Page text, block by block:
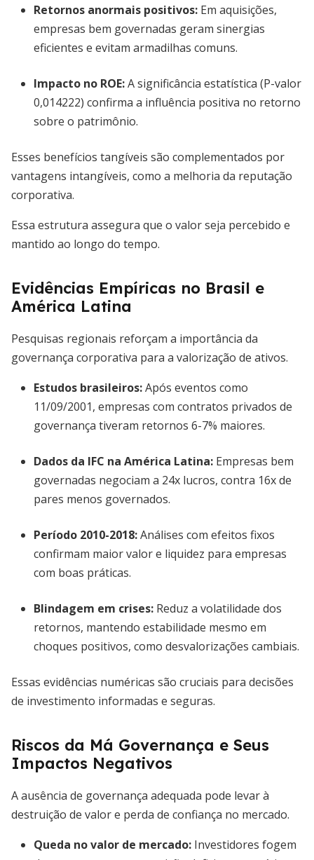
Retornos anormais positivos: Em aquisições,
empresas bem governadas geram sinergias
eficientes e evitam armadilhas comuns.
Impacto no ROE:A significância estatística (P-valor
0,014222) confirma a influência positiva no retorno
sobre o patrimônio.
Esses benefícios tangíveis são complementados por
vantagens intangíveis, como a melhoria da reputação
corporativa.
Essa estrutura assegura que o valor seja percebido e
mantido ao longo do tempo.
Evidências Empíricas no Brasil e
América Latina
Pesquisas regionais reforçam a importância da
governança corporativa para a valorização de ativos.
Estudos brasileiros:Após eventos como
11/09/2001, empresas com contratos privados de
governança tiveram retornos 6-7% maiores.
Dados da IFC na América Latina: Empresas bem
governadas negociam a 24x lucros, contra 16x de
pares menos governados.
Período 2010-2018:Análises com efeitos fixos
confirmam maior valor e liquidez para empresas
com boas práticas.
Blindagem em crises: Reduz a volatilidade dos
retornos, mantendo estabilidade mesmo em
choques positivos, como desvalorizações cambiais.
Essas evidências numéricas são cruciais para decisões
de investimento informadas e seguras.
Riscos da Má Governança e Seus
Impactos Negativos
A ausência de governança adequada pode levar à
destruição de valor e perda de confiança no mercado.
Queda no valor de mercado: Investidores fogem